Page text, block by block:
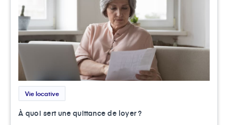
Vie locative
À quoi sert une quittance de loyer ?